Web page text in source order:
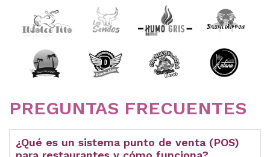
PREGUNTAS FRECUENTES
¿Qué es un sistema punto de venta (POS)